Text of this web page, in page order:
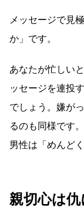
メッセージで見
か」です。
あなたが忙しい
ッセージを連投
でしょう。嫌が
るのも同様です
男性は「めんど
親切心は仇